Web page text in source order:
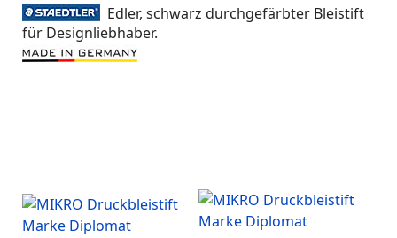
Edler, schwarz durchgefärbter Bleistift
für Designliebhaber.